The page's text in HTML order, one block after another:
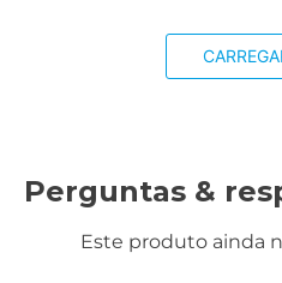
Perguntas &
Este produto ainda